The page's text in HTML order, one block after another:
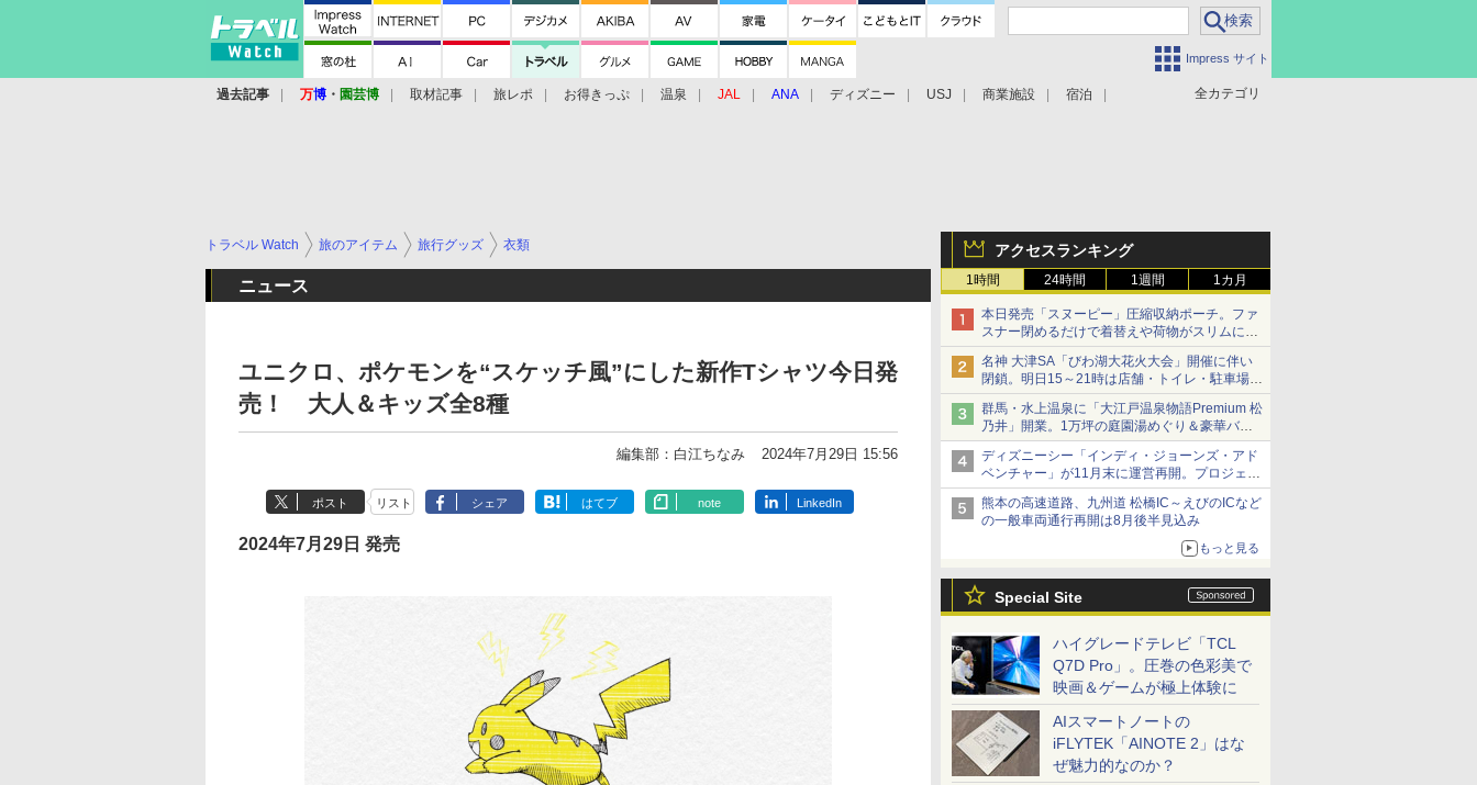
Impress サイト
全カテゴリ
過去記事 万博 ・ 園芸博 取材記事 旅レポ お得きっぷ 温泉 JAL ANA ディズニー USJ 商業施設 宿泊
アクセスランキング
1時間 24時間 1週間 1カ月
本日発売「スヌーピー」圧縮収納ポーチ。ファ
スナー閉めるだけで着替えや荷物がスリムにま
とまる
名神 大津SA「びわ湖大花火大会」開催に伴い
閉鎖。明日15～21時は店舗・トイレ・駐車場の
利用不可
群馬・水上温泉に「大江戸温泉物語Premium 松
乃井」開業。1万坪の庭園湯めぐり＆豪華バイ
キングを体験してきた！
ディズニーシー「インディ・ジョーンズ・アド
ベンチャー」が11月末に運営再開。プロジェク
ションマッピングを追加、DPAは1500円
熊本の高速道路、九州道 松橋IC～えびのICなど
の一般車両通行再開は8月後半見込み
もっと見る
Special Site
ハイグレードテレビ「TCL
Q7D Pro」。圧巻の色彩美で
映画＆ゲームが極上体験に
AIスマートノートの
iFLYTEK「AINOTE 2」はな
ぜ魅力的なのか？
トラベル Watch 旅のアイテム 旅行グッズ 衣類
ニュース
ユニクロ、ポケモンを“スケッチ風”にした新作Tシャツ今日発
売！ 大人＆キッズ全8種
編集部：白江ちなみ 2024年7月29日 15:56
ポスト リスト シェア はてブ note LinkedIn
2024年7月29日 発売